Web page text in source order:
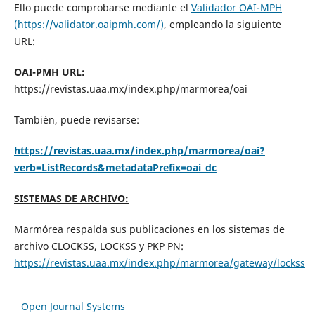
Ello puede comprobarse mediante el Validador OAI-MPH
(https://validator.oaipmh.com/), empleando la siguiente
URL:
OAI-PMH URL:
https://revistas.uaa.mx/index.php/marmorea/oai
También, puede revisarse:
https://revistas.uaa.mx/index.php/marmorea/oai?
verb=ListRecords&metadataPrefix=oai_dc
SISTEMAS DE ARCHIVO:
Marmórea respalda sus publicaciones en los sistemas de
archivo CLOCKSS, LOCKSS y PKP PN:
https://revistas.uaa.mx/index.php/marmorea/gateway/lockss
Open Journal Systems